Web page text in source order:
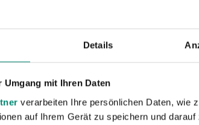
Details
mit Ihren Daten
verarbeiten Ihre persönlichen Daten, wie
auf Ihrem Gerät zu speichern und